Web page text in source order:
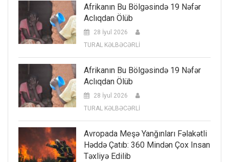
Afrikanın Bu Bölgəsində 19 Nəfər
Aclıqdan Ölüb
28 İyul 2026
TURAL KƏLBƏCƏRLİ
Afrikanın Bu Bölgəsində 19 Nəfər
Aclıqdan Ölüb
28 İyul 2026
TURAL KƏLBƏCƏRLİ
Avropada Meşə Yanğınları Fəlakətli
Həddə Çatıb: 360 Mindən Çox Insan
Təxliyə Edilib